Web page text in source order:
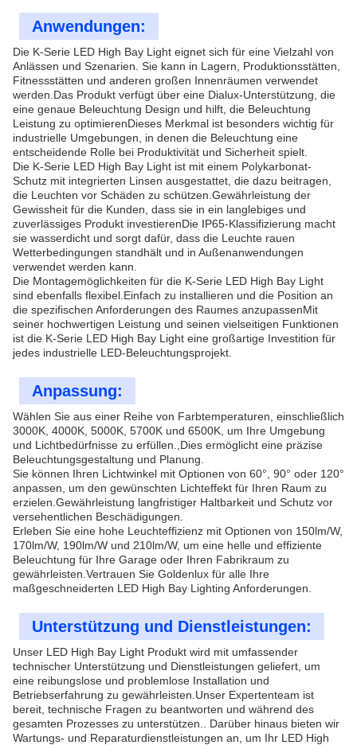
Anwendungen:
Die K-Serie LED High Bay Light eignet sich für eine Vielzahl von
Anlässen und Szenarien. Sie kann in Lagern, Produktionsstätten,
Fitnessstätten und anderen großen Innenräumen verwendet
werden.Das Produkt verfügt über eine Dialux-Unterstützung, die
eine genaue Beleuchtung Design und hilft, die Beleuchtung
Leistung zu optimierenDieses Merkmal ist besonders wichtig für
industrielle Umgebungen, in denen die Beleuchtung eine
entscheidende Rolle bei Produktivität und Sicherheit spielt.
Die K-Serie LED High Bay Light ist mit einem Polykarbonat-
Schutz mit integrierten Linsen ausgestattet, die dazu beitragen,
die Leuchten vor Schäden zu schützen.Gewährleistung der
Gewissheit für die Kunden, dass sie in ein langlebiges und
zuverlässiges Produkt investierenDie IP65-Klassifizierung macht
sie wasserdicht und sorgt dafür, dass die Leuchte rauen
Wetterbedingungen standhält und in Außenanwendungen
verwendet werden kann.
Die Montagemöglichkeiten für die K-Serie LED High Bay Light
sind ebenfalls flexibel.Einfach zu installieren und die Position an
die spezifischen Anforderungen des Raumes anzupassenMit
seiner hochwertigen Leistung und seinen vielseitigen Funktionen
ist die K-Serie LED High Bay Light eine großartige Investition für
jedes industrielle LED-Beleuchtungsprojekt.
Anpassung:
Wählen Sie aus einer Reihe von Farbtemperaturen, einschließlich
3000K, 4000K, 5000K, 5700K und 6500K, um Ihre Umgebung
und Lichtbedürfnisse zu erfüllen.,Dies ermöglicht eine präzise
Beleuchtungsgestaltung und Planung.
Sie können Ihren Lichtwinkel mit Optionen von 60°, 90° oder 120°
anpassen, um den gewünschten Lichteffekt für Ihren Raum zu
erzielen.Gewährleistung langfristiger Haltbarkeit und Schutz vor
versehentlichen Beschädigungen.
Erleben Sie eine hohe Leuchteffizienz mit Optionen von 150lm/W,
170lm/W, 190lm/W und 210lm/W, um eine helle und effiziente
Beleuchtung für Ihre Garage oder Ihren Fabrikraum zu
gewährleisten.Vertrauen Sie Goldenlux für alle Ihre
maßgeschneiderten LED High Bay Lighting Anforderungen.
Unterstützung und Dienstleistungen:
Unser LED High Bay Light Produkt wird mit umfassender
technischer Unterstützung und Dienstleistungen geliefert, um
eine reibungslose und problemlose Installation und
Betriebserfahrung zu gewährleisten.Unser Expertenteam ist
bereit, technische Fragen zu beantworten und während des
gesamten Prozesses zu unterstützen.. Darüber hinaus bieten wir
Wartungs- und Reparaturdienstleistungen an, um Ihr LED High